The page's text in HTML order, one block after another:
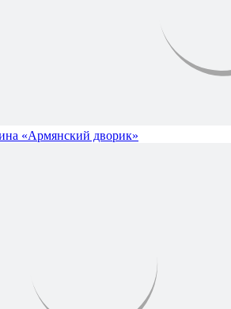
«Армянский дворик»